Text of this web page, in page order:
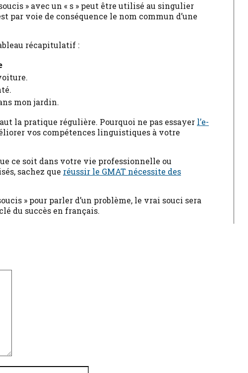
» avec un « s » peut être utilisé au singulier
par voie de conséquence le nom commun d’une
récapitulatif :
mon jardin.
la pratique régulière. Pourquoi ne pas essayer l’e-
vos compétences linguistiques à votre
ce soit dans votre vie professionnelle ou
sachez que réussir le GMAT nécessite des
» pour parler d’un problème, le vrai souci sera
du succès en français.